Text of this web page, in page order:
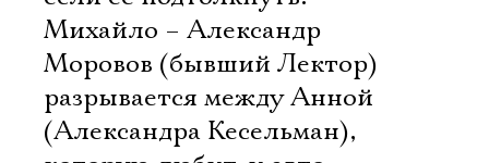
Михайло – Александр
Моровов (бывший Лектор)
разрывается между Анной
(Александра Кесельман),